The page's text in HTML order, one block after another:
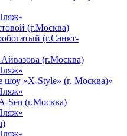
(г.Москва)
(г.Санкт-
(г.Москва)
шоу «X-Style» (г. Москва)»
Sen (г.Москва)